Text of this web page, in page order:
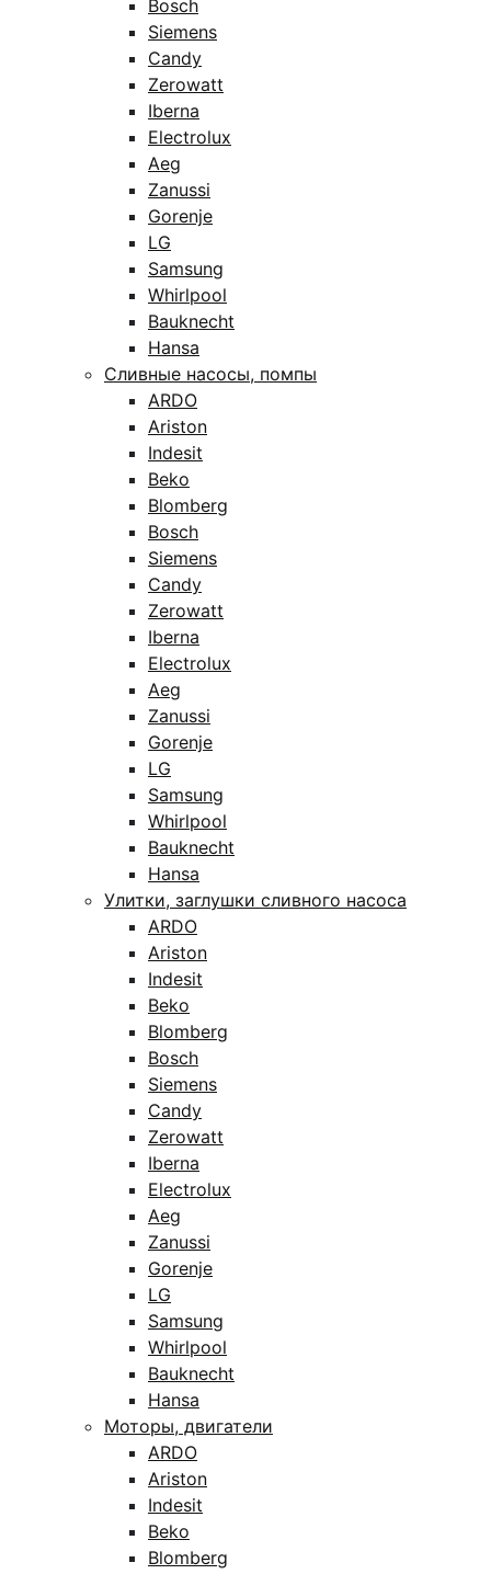
Bosch
Siemens
Candy
Zerowatt
Iberna
Electrolux
Aeg
Zanussi
Gorenje
LG
Samsung
Whirlpool
Bauknecht
Hansa
Сливные насосы, помпы
ARDO
Ariston
Indesit
Beko
Blomberg
Bosch
Siemens
Candy
Zerowatt
Iberna
Electrolux
Aeg
Zanussi
Gorenje
LG
Samsung
Whirlpool
Bauknecht
Hansa
Улитки, заглушки сливного насоса
ARDO
Ariston
Indesit
Beko
Blomberg
Bosch
Siemens
Candy
Zerowatt
Iberna
Electrolux
Aeg
Zanussi
Gorenje
LG
Samsung
Whirlpool
Bauknecht
Hansa
Моторы, двигатели
ARDO
Ariston
Indesit
Beko
Blomberg